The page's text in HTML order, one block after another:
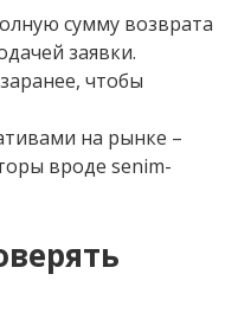
сумму возврата
заявки.
чтобы
на рынке –
вроде senim-